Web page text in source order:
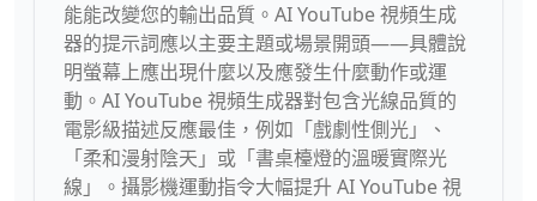
能能改變您的輸出品質。AI YouTube 視頻生成
器的提示詞應以主要主題或場景開頭——具體說
明螢幕上應出現什麼以及應發生什麼動作或運
動。AI YouTube 視頻生成器對包含光線品質的
電影級描述反應最佳，例如「戲劇性側光」、
「柔和漫射陰天」或「書桌檯燈的溫暖實際光
線」。攝影機運動指令大幅提升 AI YouTube 視